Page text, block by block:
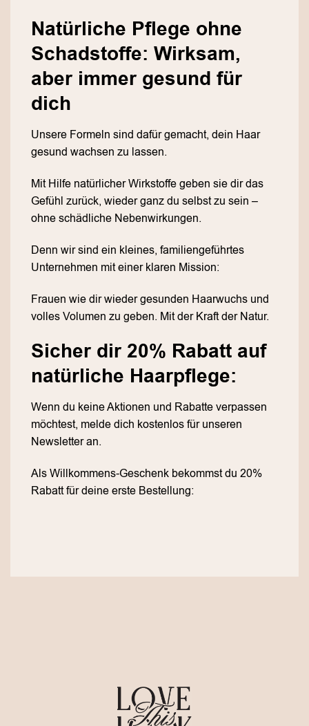
Natürliche Pflege ohne
Schadstoffe: Wirksam,
aber immer gesund für
dich
Unsere Formeln sind dafür gemacht, dein Haar
gesund wachsen zu lassen.
Mit Hilfe natürlicher Wirkstoffe geben sie dir das
Gefühl zurück, wieder ganz du selbst zu sein –
ohne schädliche Nebenwirkungen.
Denn wir sind ein kleines, familiengeführtes
Unternehmen mit einer klaren Mission:
Frauen wie dir wieder gesunden Haarwuchs und
volles Volumen zu geben. Mit der Kraft der Natur.
Sicher dir 20% Rabatt auf
natürliche Haarpflege:
Wenn du keine Aktionen und Rabatte verpassen
möchtest, melde dich kostenlos für unseren
Newsletter an.
Als Willkommens-Geschenk bekommst du 20%
Rabatt für deine erste Bestellung: